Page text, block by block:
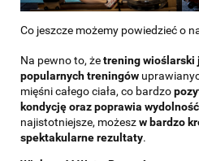
Co jeszcze możemy powiedzieć o
Na pewno to, żetrening wioślarski
popularnych treningów
mięśni całego ciała, co bardzo
kondycję oraz poprawia
najistotniejsze, możeszw bardzo
spektakularne rezultaty.